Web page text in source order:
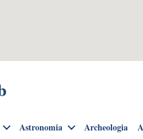
Astronomia Archeologia